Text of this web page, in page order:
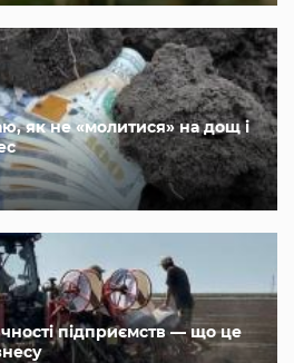
як не «молитися» на дощ і
підприємств — що це